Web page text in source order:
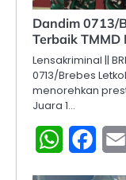
Dandim 0713/
Terbaik TMMD
Lensakriminal ||
0713/Brebes
menorehkan
Juara 1…
WhatsApp